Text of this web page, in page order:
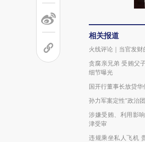
相关报道
火线评论｜当官发
贪腐亲兄弟 受贿父
细节曝光
国开行董事长放贷华
孙力军案定性“政治
涉嫌受贿、利用影
津受审
违规乘坐私人飞机